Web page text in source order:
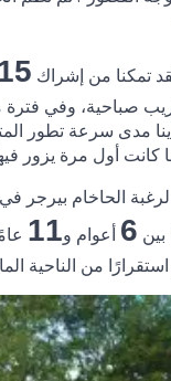
تمكنا من إشراك
وفي فترة ما
مدى سرعة تطور
أول مرة يزور
لرغبة الحاخام
6 أعوام و11
استقرارًا من